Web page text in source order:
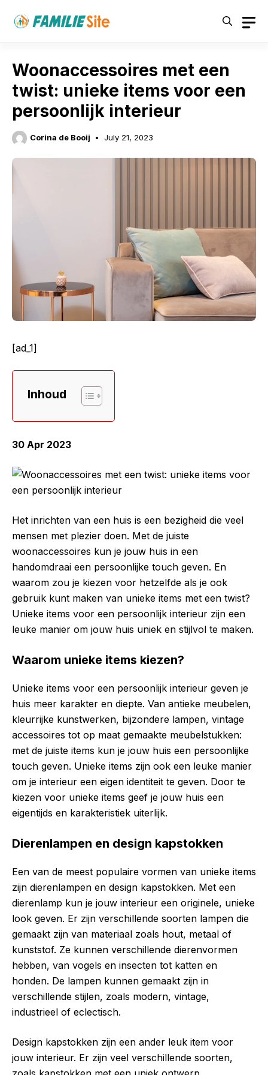
Woonaccessoires met een
twist: unieke items voor een
persoonlijk interieur
Corina de Booij July 21, 2023
[ad_1]
Inhoud
30 Apr 2023
Het inrichten van een huis is een bezigheid die veel
mensen met plezier doen. Met de juiste
woonaccessoires kun je jouw huis in een
handomdraai een persoonlijke touch geven. En
waarom zou je kiezen voor hetzelfde als je ook
gebruik kunt maken van unieke items met een twist?
Unieke items voor een persoonlijk interieur zijn een
leuke manier om jouw huis uniek en stijlvol te maken.
Waarom unieke items kiezen?
Unieke items voor een persoonlijk interieur geven je
huis meer karakter en diepte. Van antieke meubelen,
kleurrijke kunstwerken, bijzondere lampen, vintage
accessoires tot op maat gemaakte meubelstukken:
met de juiste items kun je jouw huis een persoonlijke
touch geven. Unieke items zijn ook een leuke manier
om je interieur een eigen identiteit te geven. Door te
kiezen voor unieke items geef je jouw huis een
eigentijds en karakteristiek uiterlijk.
Dierenlampen en design kapstokken
Een van de meest populaire vormen van unieke items
zijn dierenlampen en design kapstokken. Met een
dierenlamp kun je jouw interieur een originele, unieke
look geven. Er zijn verschillende soorten lampen die
gemaakt zijn van materiaal zoals hout, metaal of
kunststof. Ze kunnen verschillende dierenvormen
hebben, van vogels en insecten tot katten en
honden. De lampen kunnen gemaakt zijn in
verschillende stijlen, zoals modern, vintage,
industrieel of eclectisch.
Design kapstokken zijn een ander leuk item voor
jouw interieur. Er zijn veel verschillende soorten,